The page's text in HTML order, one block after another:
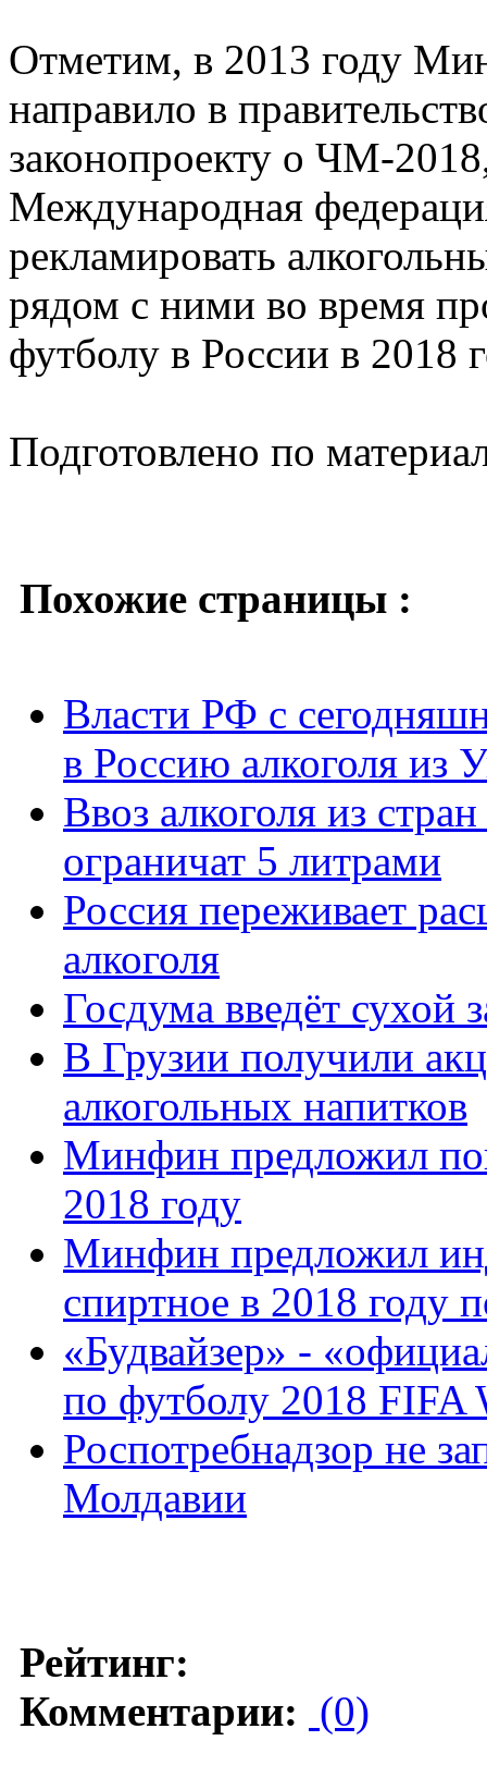
Отметим, в 2013 году
направило в
законопроекту о ЧМ-
Международная
рекламировать
рядом с ними во время
футболу в России в 2018
Подготовлено по
Похожие страницы :
Власти РФ с
в Россию алкоголя из
Ввоз алкоголя из
ограничат 5 литрами
Россия переживает
алкоголя
Госдума введёт сухой
В Грузии получили
алкогольных напитков
Минфин предложил
2018 году
Минфин предложил
спиртное в 2018 году
«Будвайзер» -
по футболу 2018
Роспотребнадзор не
Молдавии
Рейтинг:
Комментарии: (0)